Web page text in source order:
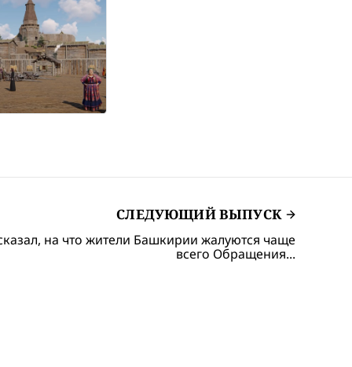
СЛЕДУЮЩИЙ ВЫПУСК
на что жители Башкирии жалуются чаще
всего Обращения...